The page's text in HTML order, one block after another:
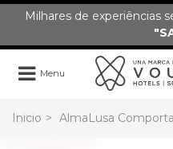
Milhares de experiências
Menu
Inicio > AlmaLusa Comporta